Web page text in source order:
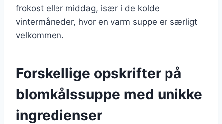
frokost eller middag, især i de kolde
vintermåneder, hvor en varm suppe er særligt
velkommen.
Forskellige opskrifter på
blomkålssuppe med unikke
ingredienser